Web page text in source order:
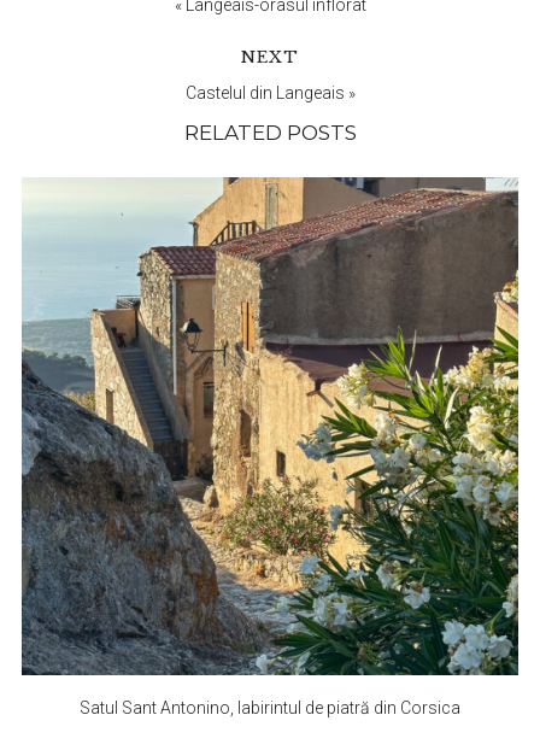
« Langeais-orasul inflorat
NEXT
Castelul din Langeais »
RELATED POSTS
Satul Sant Antonino, labirintul de piatră din Corsica